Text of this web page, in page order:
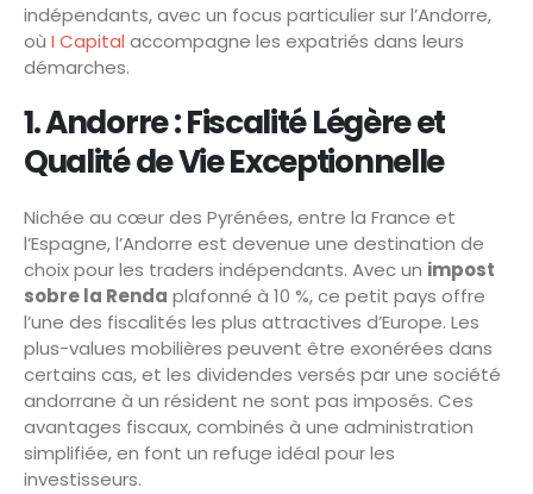
indépendants, avec un focus particulier sur l’Andorre,
où I Capital accompagne les expatriés dans leurs
démarches.
1. Andorre : Fiscalité Légère et
Qualité de Vie Exceptionnelle
Nichée au cœur des Pyrénées, entre la France et
l’Espagne, l’Andorre est devenue une destination de
choix pour les traders indépendants. Avec un impost
sobre la Renda plafonné à 10 %, ce petit pays offre
l’une des fiscalités les plus attractives d’Europe. Les
plus-values mobilières peuvent être exonérées dans
certains cas, et les dividendes versés par une société
andorrane à un résident ne sont pas imposés. Ces
avantages fiscaux, combinés à une administration
simplifiée, en font un refuge idéal pour les
investisseurs.